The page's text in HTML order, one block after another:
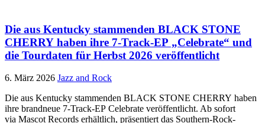
Die aus Kentucky stammenden BLACK STONE
CHERRY haben ihre 7-Track-EP „Celebrate“ und
die Tourdaten für Herbst 2026 veröffentlicht
6. März 2026 Jazz and Rock
Die aus Kentucky stammenden BLACK STONE CHERRY haben
ihre brandneue 7-Track-EP Celebrate veröffentlicht. Ab sofort
via Mascot Records erhältlich, präsentiert das Southern-Rock-